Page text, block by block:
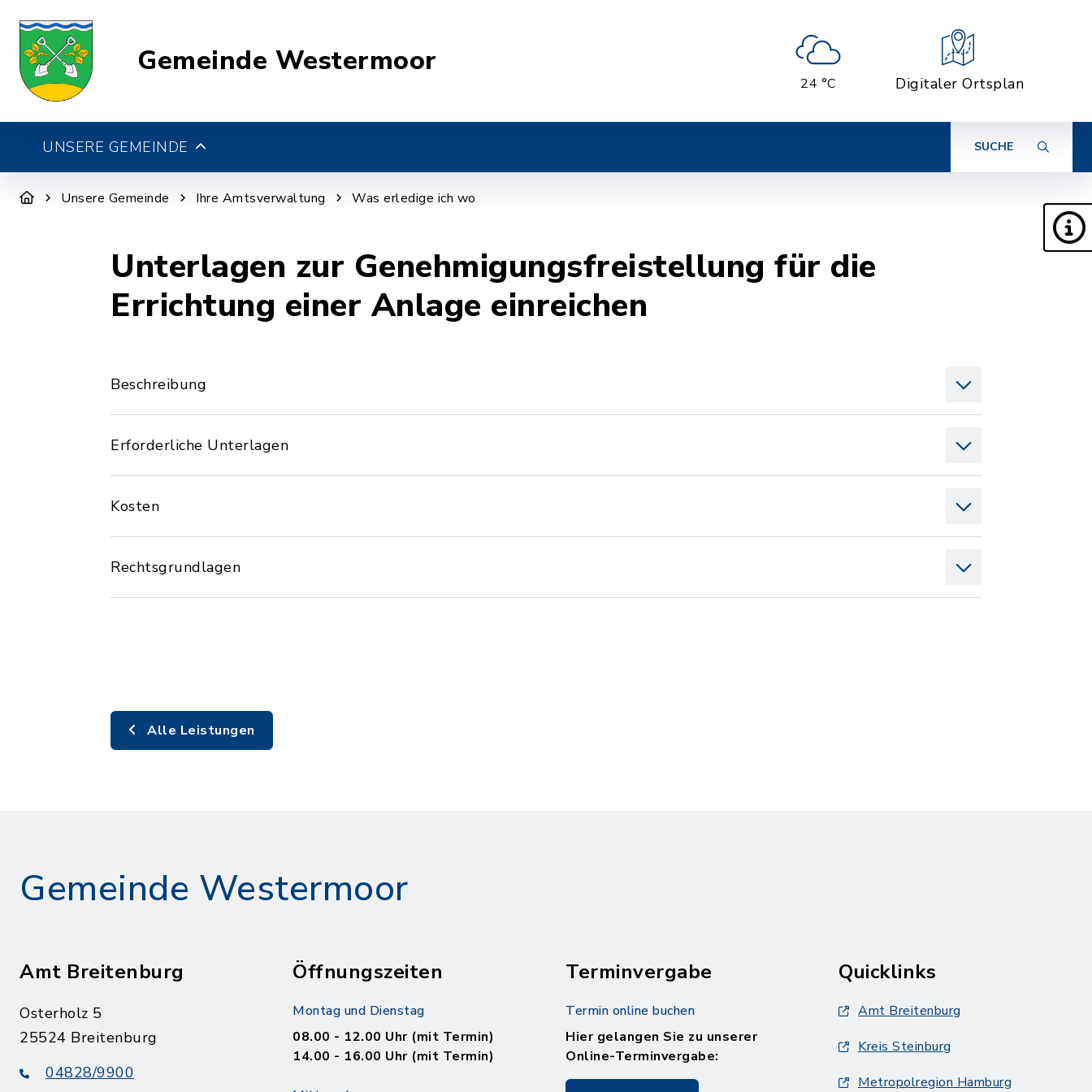
Gemeinde Westermoor
24 °C Digitaler Ortsplan
UNSERE GEMEINDE SUCHE
Unsere Gemeinde Ihre Amtsverwaltung Was erledige ich wo
Unterlagen zur Genehmigungsfreistellung für die
Errichtung einer Anlage einreichen
Beschreibung
Erforderliche Unterlagen
Kosten
Rechtsgrundlagen
Alle Leistungen
Gemeinde Westermoor
Amt Breitenburg
Osterholz 5
25524 Breitenburg
04828/9900
Öffnungszeiten
Montag und Dienstag
08.00 - 12.00 Uhr (mit Termin)
14.00 - 16.00 Uhr (mit Termin)
Terminvergabe
Termin online buchen
Hier gelangen Sie zu unserer
Online-Terminvergabe:
Quicklinks
Amt Breitenburg
Kreis Steinburg
Metropolregion Hamburg